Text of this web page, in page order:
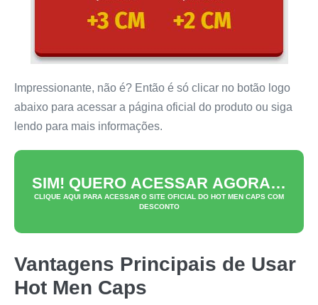
Impressionante, não é? Então é só clicar no botão logo
abaixo para acessar a página oficial do produto ou siga
lendo para mais informações.
SIM! QUERO ACESSAR AGORA…
CLIQUE AQUI PARA ACESSAR O SITE OFICIAL DO HOT MEN CAPS COM
DESCONTO
Vantagens Principais de Usar
Hot Men Caps